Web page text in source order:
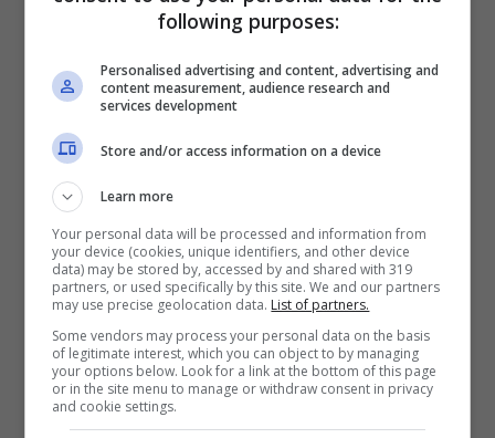
Sulla strada, Viviani ha costruito un
da sprinter di prima fascia: vittorie di tappa al
Giro d’Italia, alla Vuelta a España e al Tour de
France, con il valore aggiunto dellamaglia
ciclamino
di una continuità impressionante durante tre
settimane di corsa. Non è solo l’elenco dei
successi a spiegare la sua statura, ma la
qualità con cui li ha ottenuti: lettura
impeccabile delle volate, capacità di tenere la
posizione, freddezza nelle caotiche fasi finali,
affiatamento con i treni dei compagni. In un
following purposes:
Personalised advertising and content, advertising and
content measurement, audience research and
services development
Store and/or access information on a device
Learn more
Your personal data will be processed and information from
your device (cookies, unique identifiers, and other device
data) may be stored by, accessed by and shared with 319
partners, or used specifically by this site. We and our partners
may use precise geolocation data. List of partners.
Some vendors may process your personal data on the basis
of legitimate interest, which you can object to by managing
your options below. Look for a link at the bottom of this page
or in the site menu to manage or withdraw consent in privacy
and cookie settings.